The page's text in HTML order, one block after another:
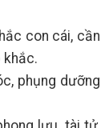
con cái, cần
khắc.
phụng dưỡng